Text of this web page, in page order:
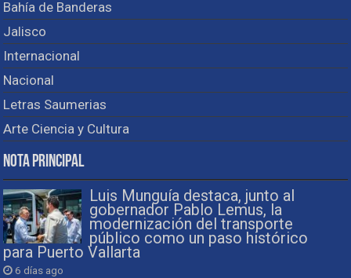
Bahía de Banderas
Jalisco
Internacional
Nacional
Letras Saumerias
Arte Ciencia y Cultura
Nota Principal
Luis Munguía destaca, junto al
gobernador Pablo Lemus, la
modernización del transporte
público como un paso histórico
para Puerto Vallarta
6 días ago